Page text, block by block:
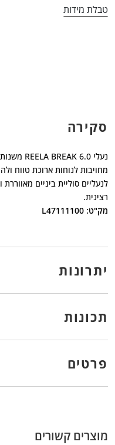
טבלת מידות
סקירה
נעלי REELA BREAK 6.0 משנות את כללי המשחק.
מחויבות לנוחות ארוכת טווח
רצינית.
מק"ט: L47111100
יתרונות
תכונות
פרטים
מוצרים קשורים